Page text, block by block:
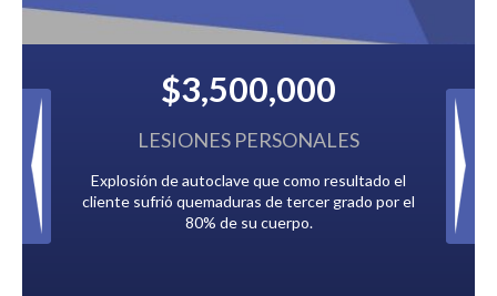
$3,500,000
PERSONALES
de autoclave que como resultado el
quemaduras de tercer grado por el
80% de su cuerpo.
IMPUESTOS
Pagado por múltiples
debían a la Ciudad